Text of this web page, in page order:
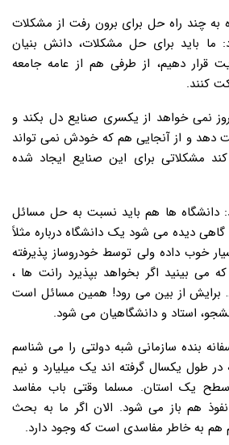
به چند راه حل برای برون رفت از مشکلات
ما باید برای حل مشکلات، دانش بنیان
قرار دهیم، از طرفی هم از عامه جامعه
کنند.
نمی خواهد از یکسری صنایع دل بکند و
دهد و از آنجایی هم که خودش نمی تواند
مشکلاتی برای این صنایع ایجاد شده
دانشگاه ها هم باید نسبت به حل مسائل
گاهی دیده می شود یک دانشگاه درباره مثلاً
خوب داده ولی توسط خودروساز پذیرفته
می بینید اگر بخواهد بپذیرد رانت ها ،
برایش از بین می رود! همین مسائل است
استاد و دانشگاهیان می شود.
بنده سازمانی شبه دولتی را می شناسم
طول یکسال گرفته اند یک میلیارد و نیم
یک استان. مسلما وقتی باب مفاسد
نفوذ هم باز می شود. الان اگر ما به بحث
به خاطر مفاسدی است که وجود دارد.